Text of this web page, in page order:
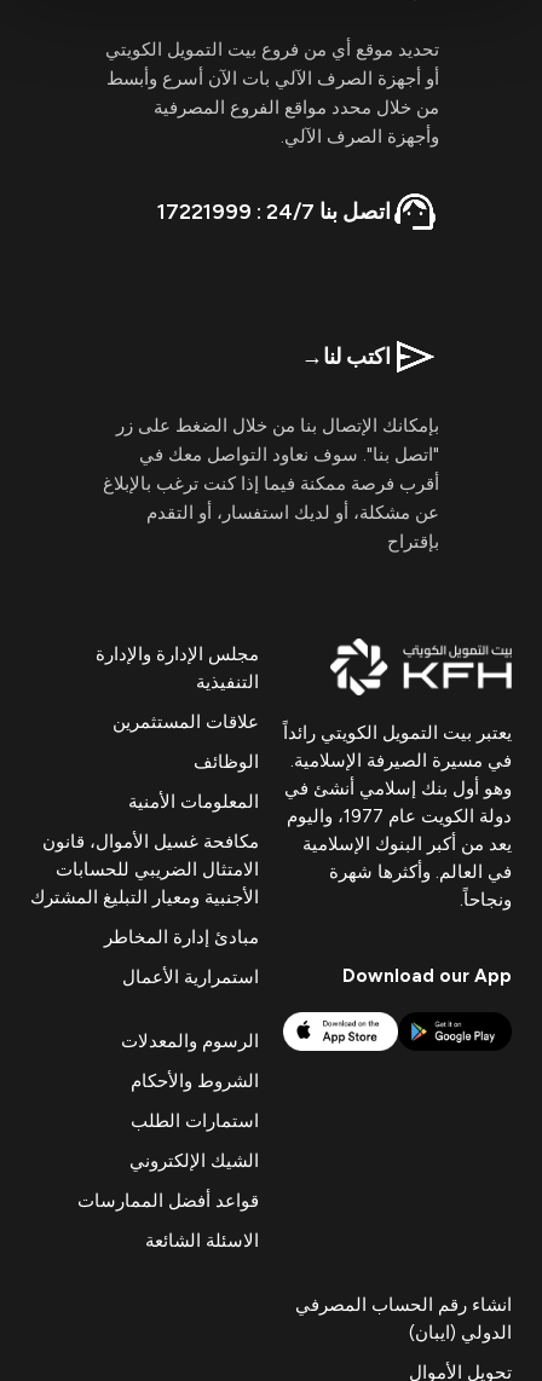
تحديد موقع أي من فروع بيت التمويل الكويتي
أو أجهزة الصرف الآلي بات الآن أسرع وأبسط
من خلال محدد مواقع الفروع المصرفية
وأجهزة الصرف الآلي.
اتصل بنا 24/7 : 17221999
اكتب لنا→
بإمكانك الإتصال بنا من خلال الضغط على زر
"اتصل بنا". سوف نعاود التواصل معك في
أقرب فرصة ممكنة فيما إذا كنت ترغب بالإبلاغ
عن مشكلة، أو لديك استفسار، أو التقدم
بإقتراح
يعتبر بيت التمويل الكويتي رائداً
في مسيرة الصيرفة الإسلامية.
وهو أول بنك إسلامي أنشئ في
دولة الكويت عام 1977، واليوم
يعد من أكبر البنوك الإسلامية
في العالم. وأكثرها شهرة
ونجاحاً.
Download our App
مجلس الإدارة والإدارة
التنفيذية
علاقات المستثمرين
الوظائف
المعلومات الأمنية
مكافحة غسيل الأموال، قانون
الامتثال الضريبي للحسابات
الأجنبية ومعيار التبليغ المشترك
مبادئ إدارة المخاطر
استمرارية الأعمال
الرسوم والمعدلات
الشروط والأحكام
استمارات الطلب
الشيك الإلكتروني
قواعد أفضل الممارسات
الاسئلة الشائعة
انشاء رقم الحساب المصرفي
الدولي (ايبان)
تحويل الأموال